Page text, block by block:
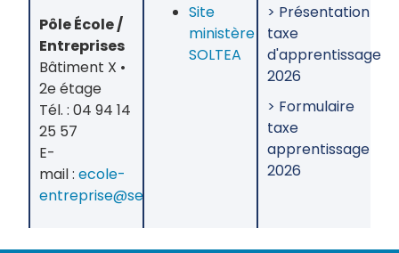
Pôle École /
Entreprises
Bâtiment X •
2e étage
Tél. : 04 94 14
25 57
E-
mail :ecole-
entreprise@seatech.fr
Site
ministère
SOLTEA
> Présentation
taxe
d'apprentissage
2026
> Formulaire
taxe
apprentissage
2026